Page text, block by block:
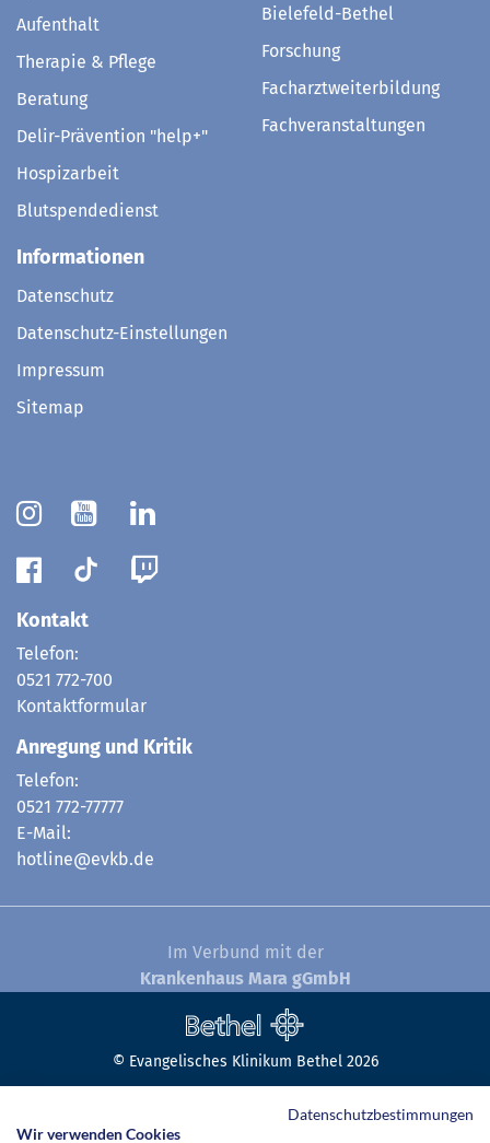
Aufenthalt
Therapie & Pflege
Beratung
Delir-Prävention "help+"
Hospizarbeit
Blutspendedienst
Bielefeld-Bethel
Forschung
Facharztweiterbildung
Fachveranstaltungen
Informationen
Datenschutz
Datenschutz-Einstellungen
Impressum
Sitemap
Kontakt
Telefon:
0521 772-700
Kontaktformular
Anregung und Kritik
Telefon:
0521 772-77777
E-Mail:
hotline@evkb.de
Im Verbund mit der
Krankenhaus Mara gGmbH
© Evangelisches Klinikum Bethel 2026
Datenschutzbestimmungen
Wir verwenden Cookies